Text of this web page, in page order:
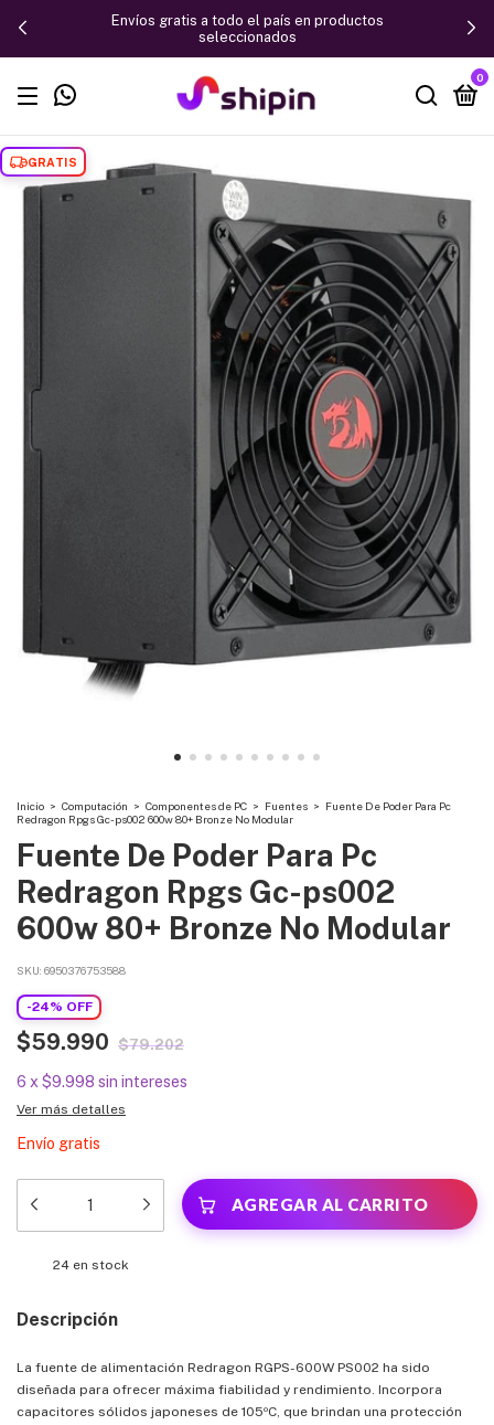
Envíos gratis a todo el país en productos
seleccionados
0
GRATIS
Inicio > Computación > Componentes de PC > Fuentes > Fuente De Poder Para Pc
Redragon Rpgs Gc-ps002 600w 80+ Bronze No Modular
Fuente De Poder Para Pc
Redragon Rpgs Gc-ps002
600w 80+ Bronze No Modular
SKU: 6950376753588
-24% OFF
$59.990 $79.202
6 x $9.998 sin intereses
Ver más detalles
Envío gratis
24en stock
Descripción
La fuente de alimentación Redragon RGPS-600W PS002 ha sido
diseñada para ofrecer máxima fiabilidad y rendimiento. Incorpora
capacitores sólidos japoneses de 105ºC, que brindan una protección